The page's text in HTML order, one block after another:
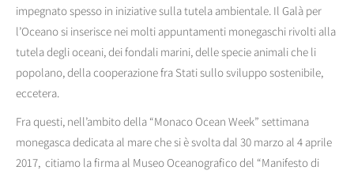
impegnato spesso in iniziative sulla tutela ambientale. Il Galà per
l’Oceano si inserisce nei molti appuntamenti monegaschi rivolti alla
tutela degli oceani, dei fondali marini, delle specie animali che li
popolano, della cooperazione fra Stati sullo sviluppo sostenibile,
eccetera.
Fra questi, nell’ambito della “Monaco Ocean Week” settimana
monegasca dedicata al mare che si è svolta dal 30 marzo al 4 aprile
2017, citiamo la firma al Museo Oceanografico del “Manifesto di